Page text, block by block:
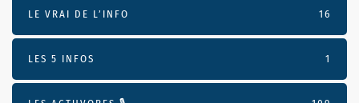
LE VRAI DE L’INFO 16
LES 5 INFOS 1